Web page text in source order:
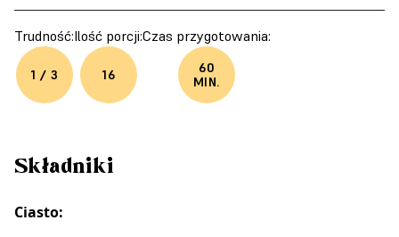
Trudność:
1 / 3
Ilość porcji:
16
Czas przygotowania:
60
MIN.
Składniki
Ciasto: